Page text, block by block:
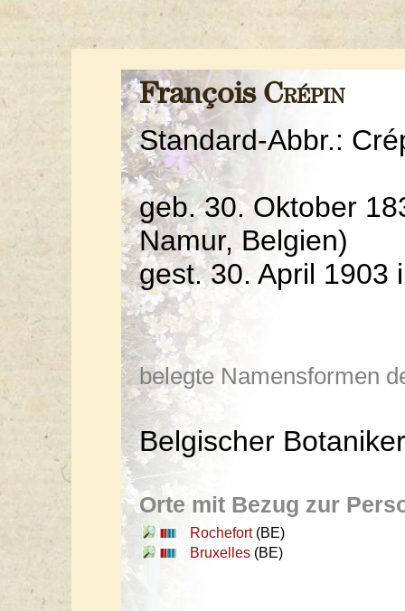
François Crépin
Standard-Abbr.:
geb. 30. Oktober
Namur, Belgien)
gest. 30. April 1903
belegte Namensformen
Belgischer Botaniker
Orte mit Bezug zur
Rochefort(BE)
Bruxelles (BE)